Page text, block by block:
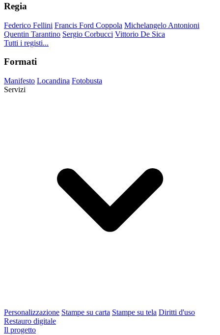
Regia
Federico Fellini Francis Ford Coppola Michelangelo Antonioni
Quentin Tarantino Sergio Corbucci Vittorio De Sica
Tutti i registi...
Formati
Manifesto Locandina Fotobusta
Servizi
Personalizzazione Stampe su carta Stampe su tela Diritti d'uso
Restauro digitale
Il progetto